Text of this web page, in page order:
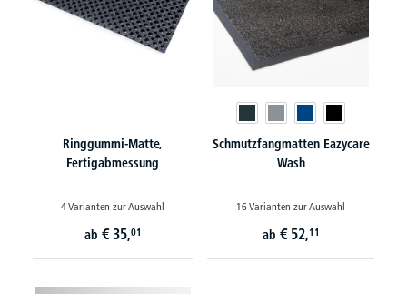
Ringgummi-Matte,
Fertigabmessung
4 Varianten zur Auswahl
ab € 35,01
Schmutzfangmatten Eazycare
Wash
16 Varianten zur Auswahl
ab € 52,11